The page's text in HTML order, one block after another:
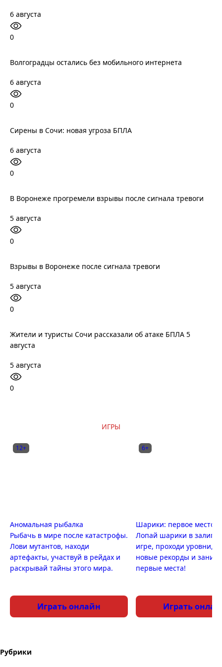
6 августа
0
Волгоградцы остались без мобильного интернета
6 августа
0
Сирены в Сочи: новая угроза БПЛА
6 августа
0
В Воронеже прогремели взрывы после сигнала тревоги
5 августа
0
Взрывы в Воронеже после сигнала тревоги
5 августа
0
Жители и туристы Сочи рассказали об атаке БПЛА 5
августа
5 августа
0
ИГРЫ
12+
Аномальная рыбалка
Рыбачь в мире после катастрофы.
Лови мутантов, находи
артефакты, участвуй в рейдах и
раскрывай тайны этого мира.
Играть онлайн
6+
Шарики: первое место
Лопай шарики в
игре, проходи уровни,
новые рекорды и
первые места!
Играть
Рубрики